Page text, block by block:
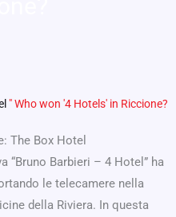
"Who won '4 Hotels' in Riccione?
The Box Hotel
“Bruno Barbieri – 4 Hotel” ha
le telecamere nella
della Riviera. In questa